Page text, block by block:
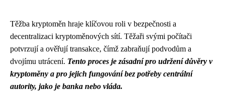
Těžba kryptoměn hraje klíčovou roli v bezpečnosti a
decentralizaci kryptoměnových sítí. Těžaři svými počítači
potvrzují a ověřují transakce, čímž zabraňují podvodům a
dvojímu utrácení. Tento proces je zásadní pro udržení důvěry v
kryptoměny a pro jejich fungování bez potřeby centrální
autority, jako je banka nebo vláda.